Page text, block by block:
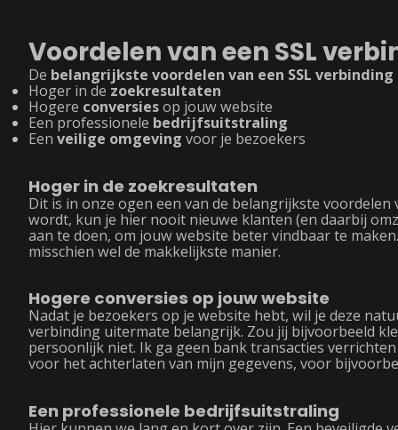
Voordelen van een SSL
De belangrijkste voordelen van een SSL verbinding
Hoger in de zoekresultaten
Hogere conversiesop jouw website
Een professionele bedrijfsuitstraling
Een veilige omgeving voor je bezoekers
Hoger in de zoekresultaten
Dit is in onze ogen een van de belangrijkste
wordt, kun je hier nooit nieuwe klanten (en daarbij
aan te doen, om jouw website beter vindbaar te
misschien wel de makkelijkste manier.
Hogere conversies op jouw website
Nadat je bezoekers op je website hebt, wil je deze
verbinding uitermate belangrijk. Zou jij bijvoorbeeld
persoonlijk niet. Ik ga geen bank transacties
voor het achterlaten van mijn gegevens, voor
Een professionele bedrijfsuitstraling